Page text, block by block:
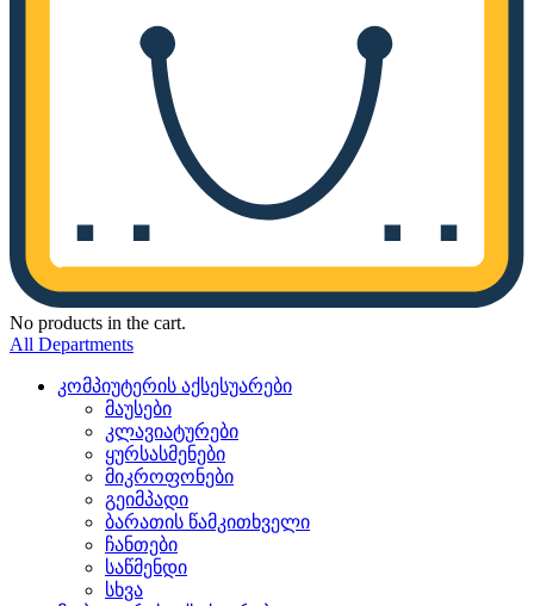
No products in the cart.
All Departments
კომპიუტერის აქსესუარები
მაუსები
კლავიატურები
ყურსასმენები
მიკროფონები
გეიმპადი
ბარათის წამკითხველი
ჩანთები
საწმენდი
სხვა